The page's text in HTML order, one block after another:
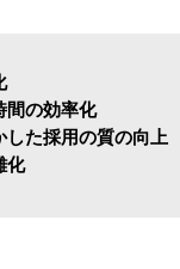
間の効率化
した採用の質の向上
化